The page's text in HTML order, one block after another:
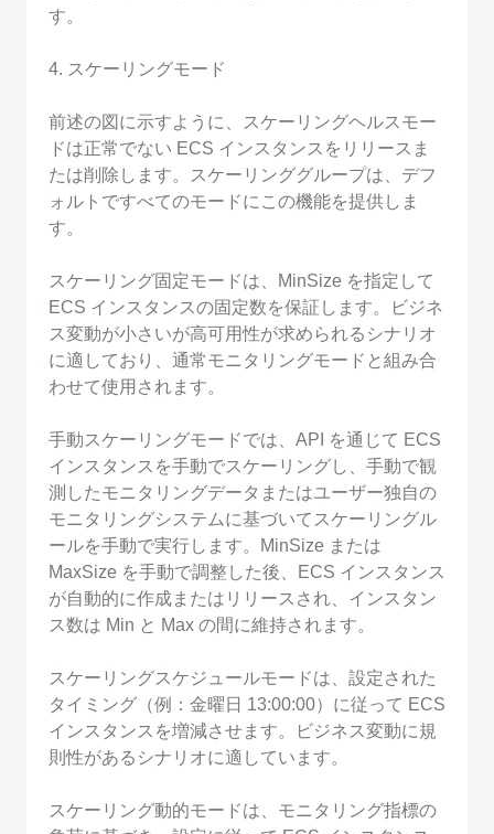
す。
4. スケーリングモード
前述の図に示すように、スケーリングヘルスモー
ドは正常でない ECS インスタンスをリリースま
たは削除します。スケーリンググループは、デフ
ォルトですべてのモードにこの機能を提供しま
す。
スケーリング固定モードは、MinSize を指定して
ECS インスタンスの固定数を保証します。ビジネ
ス変動が小さいが高可用性が求められるシナリオ
に適しており、通常モニタリングモードと組み合
わせて使用されます。
手動スケーリングモードでは、API を通じて ECS
インスタンスを手動でスケーリングし、手動で観
測したモニタリングデータまたはユーザー独自の
モニタリングシステムに基づいてスケーリングル
ールを手動で実行します。MinSize または
MaxSize を手動で調整した後、ECS インスタンス
が自動的に作成またはリリースされ、インスタン
ス数は Min と Max の間に維持されます。
スケーリングスケジュールモードは、設定された
タイミング（例：金曜日 13:00:00）に従って ECS
インスタンスを増減させます。ビジネス変動に規
則性があるシナリオに適しています。
スケーリング動的モードは、モニタリング指標の